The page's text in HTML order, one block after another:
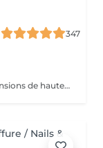
347
Nous vous proposons un service et des extensions de haute qualité, en collaborant avec la marque exclusive Great Lengths! En cas de questions veuillez appeler au +352 26 35 02 89 Devis gratuit!